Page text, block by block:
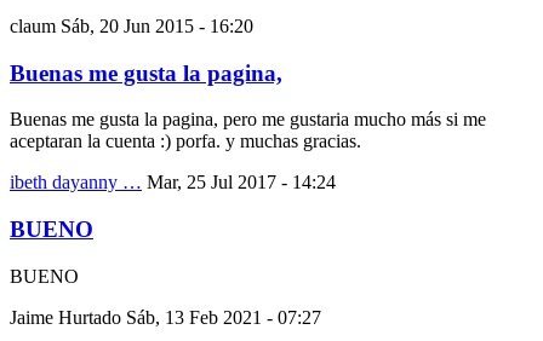
claum Sáb, 20 Jun 2015 - 16:20
Buenas me gusta la pagina,
Buenas me gusta la pagina, pero me gustaria mucho más si me
aceptaran la cuenta :) porfa. y muchas gracias.
ibeth dayanny … Mar, 25 Jul 2017 - 14:24
BUENO
BUENO
Jaime Hurtado Sáb, 13 Feb 2021 - 07:27